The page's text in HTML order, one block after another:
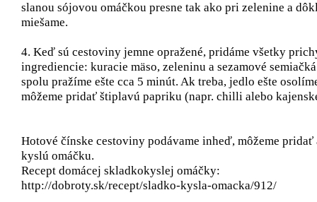
slanou ​sójov​ou​ omáčk​ou​ presne tak ako pri zelenine a
miešame​.​
4. Keď sú cestoviny jemne opražené, pridáme všetky
ingrediencie: kuracie mäso, zeleninu a sezamové
spolu ​pražíme ešte cca 5 minút. Ak treba, jedlo ešte
môžeme pridať štiplavú papriku (napr. ​chilli alebo
Hotové čínske cestoviny podávame inheď, môžeme
kyslú omáčku.
Recept domácej skladkokyslej omáčky:
http://dobroty.sk/recept/sladko-kysla-omacka/912/